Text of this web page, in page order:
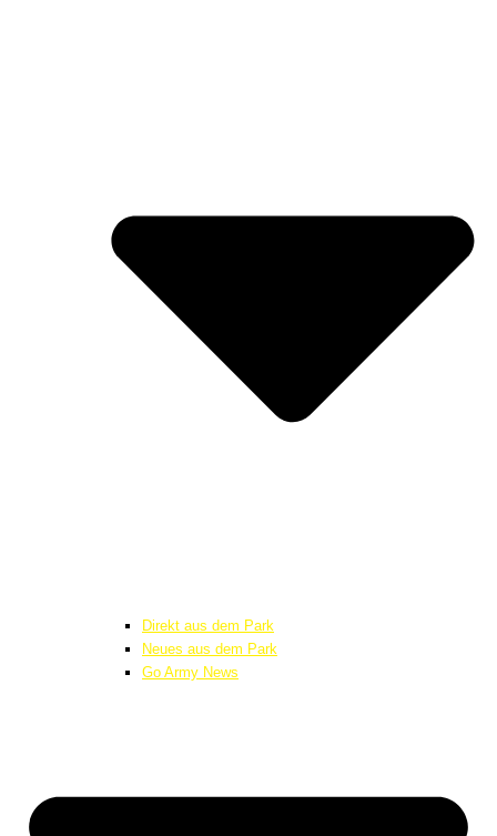
Direkt aus dem Park
Neues aus dem Park
Go Army News